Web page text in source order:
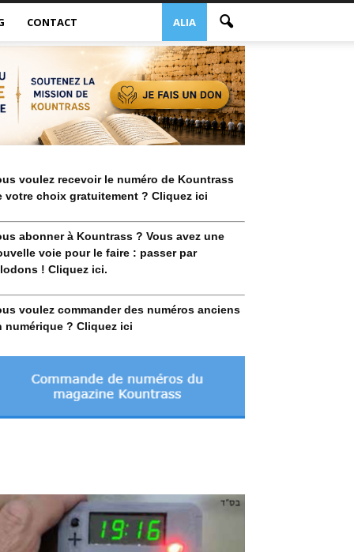
ALIA
CONTACT
voulez recevoir le numéro de Kountrass
votre choix gratuitement ? Cliquez ici
abonner à Kountrass ? Vous avez une
voie pour le faire : passer par
! Cliquez ici.
voulez commander des numéros anciens
numérique ? Cliquez ici